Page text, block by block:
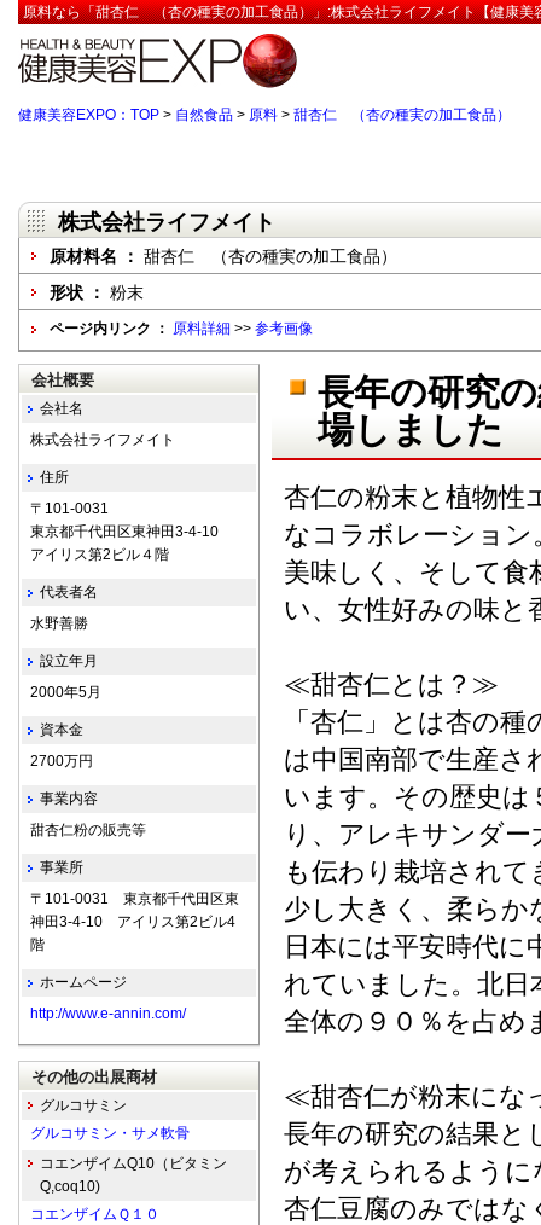
原料なら「甜杏仁 （杏の種実の加工食品）」:株式会社ライフメイト【健康美
健康美容EXPO：TOP > 自然食品 > 原料 > 甜杏仁 （杏の種実の加工食品）
株式会社ライフメイト
原材料名 ： 甜杏仁 （杏の種実の加工食品）
形状 ： 粉末
ページ内リンク ： 原料詳細 >> 参考画像
長年の研究
場しました
杏仁の粉末と植物性
なコラボレーション
美味しく、そして
い、女性好みの味と
≪甜杏仁とは？≫
「杏仁」とは杏の
は中国南部で生産さ
います。その歴史は
り、アレキサンダ
も伝わり栽培され
少し大きく、柔らか
日本には平安時代に
れていました。北日
全体の９０％を占
≪甜杏仁が粉末にな
長年の研究の結果と
が考えられるよう
杏仁豆腐のみではな
会社概要
会社名
株式会社ライフメイト
住所
〒101-0031
東京都千代田区東神田3-4-10
アイリス第2ビル４階
代表者名
水野善勝
設立年月
2000年5月
資本金
2700万円
事業内容
甜杏仁粉の販売等
事業所
〒101-0031 東京都千代田区東
神田3-4-10 アイリス第2ビル4
階
ホームページ
http://www.e-annin.com/
その他の出展商材
グルコサミン
グルコサミン・サメ軟骨
コエンザイムQ10（ビタミン
Q,coq10)
コエンザイムＱ１０